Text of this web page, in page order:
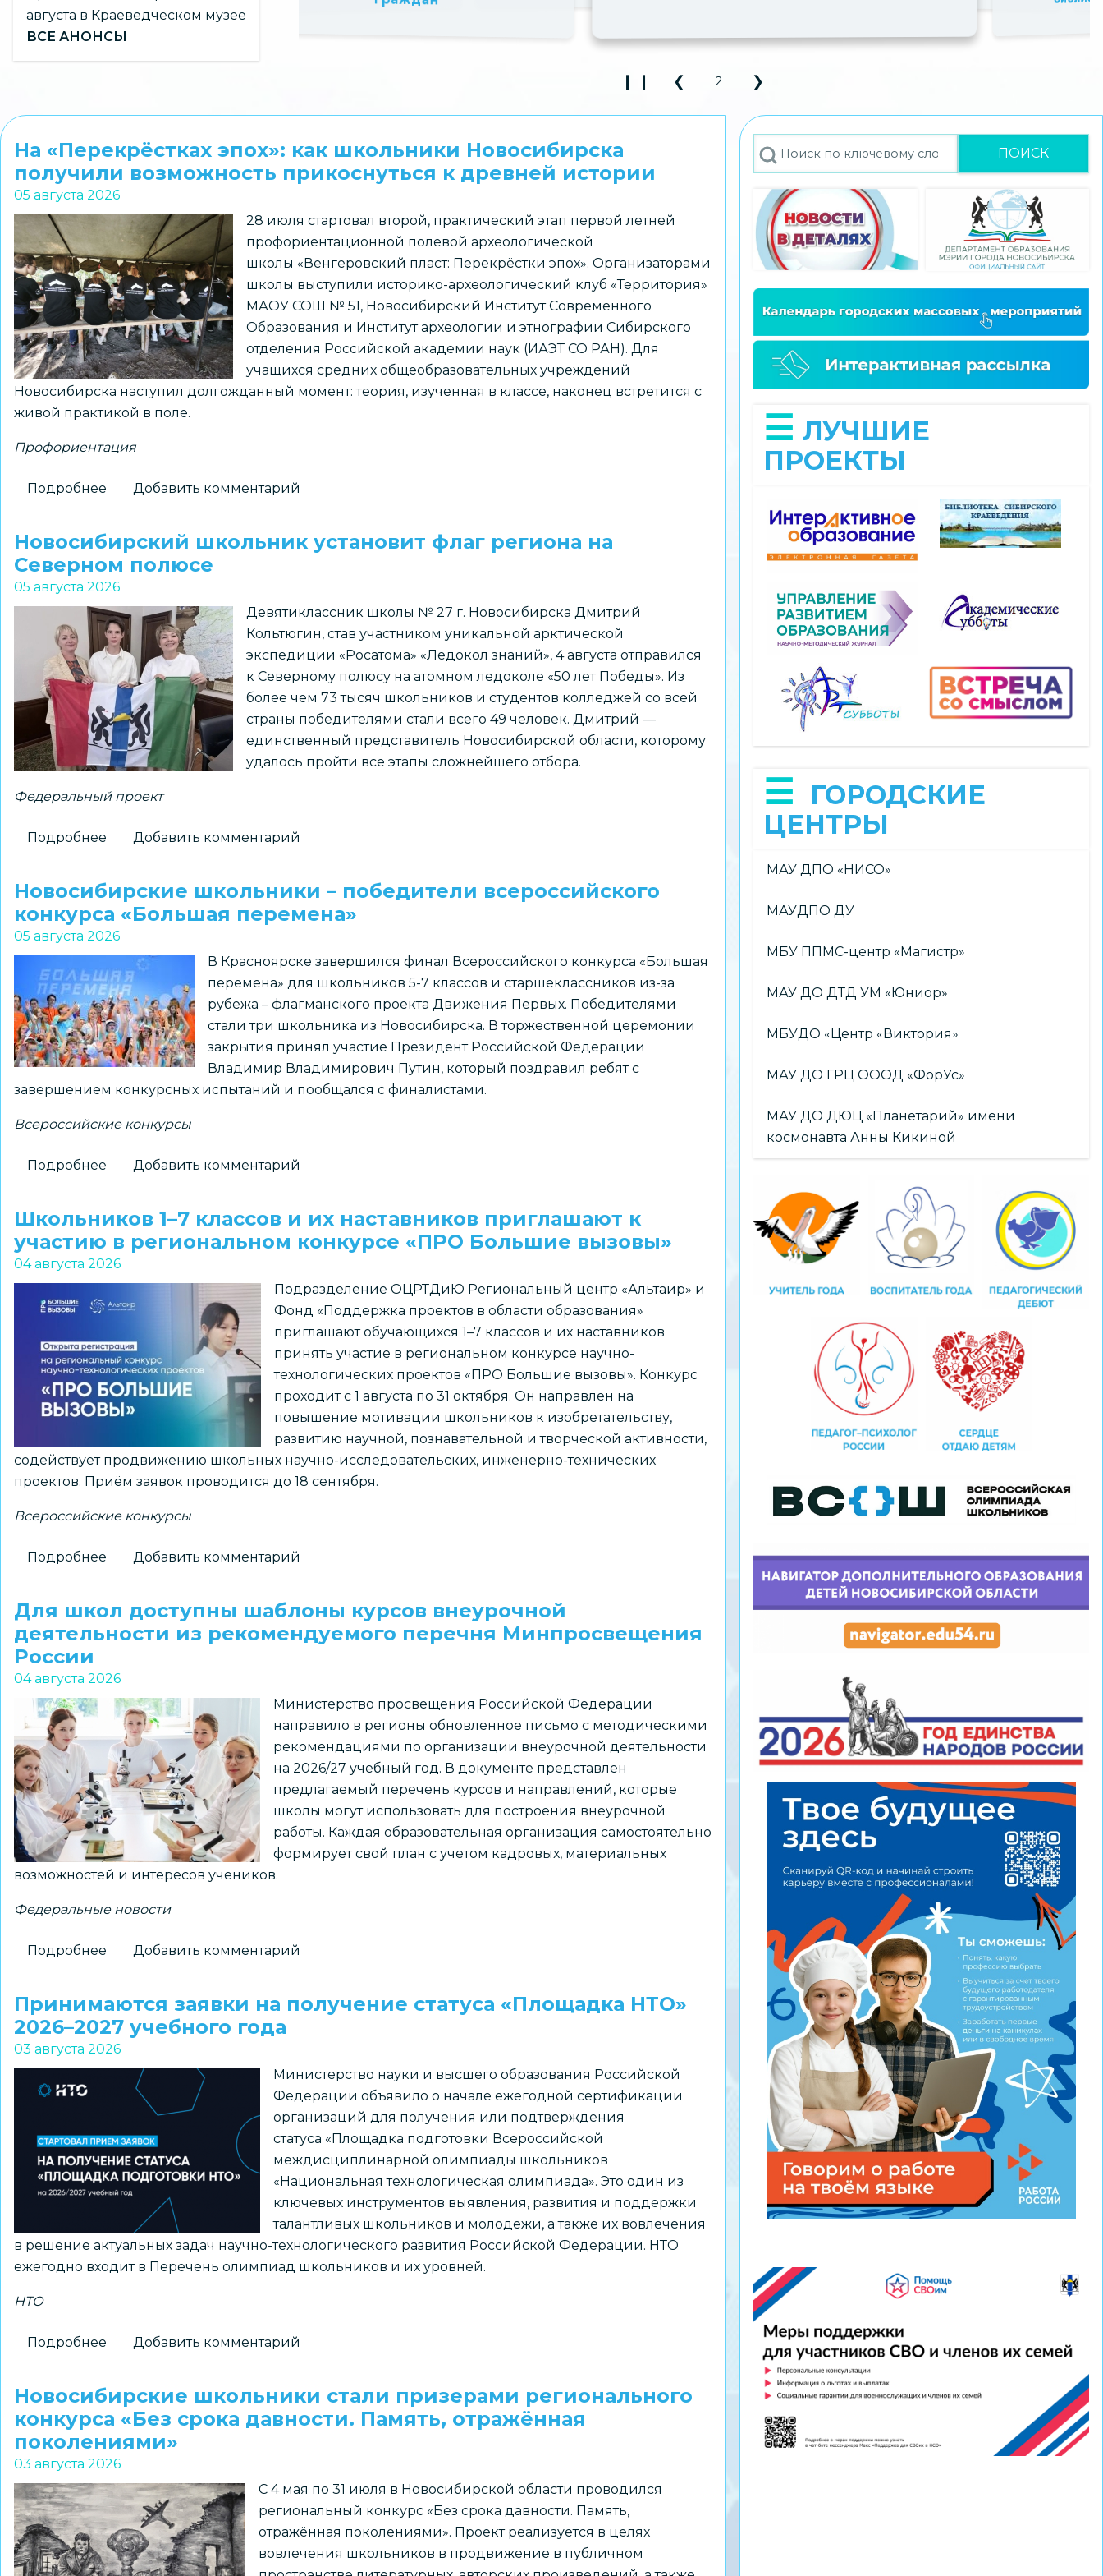
августа в Краеведческом музее
ВСЕ АНОНСЫ
Play Pause 3D Carousel
❙ ❙
Previous Slide
❮ 2
Next Slide
❯
На «Перекрёстках эпох»: как школьники Новосибирска
получили возможность прикоснуться к древней истории
05 августа 2026
28 июля стартовал второй, практический этап первой летней
профориентационной полевой археологической
школы «Венгеровский пласт: Перекрёстки эпох». Организаторами
школы выступили историко-археологический клуб «Территория»
МАОУ СОШ № 51, Новосибирский Институт Современного
Образования и Институт археологии и этнографии Сибирского
отделения Российской академии наук (ИАЭТ СО РАН). Для
учащихся средних общеобразовательных учреждений
Новосибирска наступил долгожданный момент: теория, изученная в классе, наконец встретится с
живой практикой в поле.
Профориентация
Подробнее
«Перекрёстках
эпох»:
как
школьники
Новосибирска
получили
возможность
прикоснуться
древней
истории
Добавить комментарий
Новосибирский школьник установит флаг региона на
Северном полюсе
05 августа 2026
Девятиклассник школы № 27 г. Новосибирска Дмитрий
Кольтюгин, став участником уникальной арктической
экспедиции «Росатома» «Ледокол знаний», 4 августа отправился
к Северному полюсу на атомном ледоколе «50 лет Победы». Из
более чем 73 тысяч школьников и студентов колледжей со всей
страны победителями стали всего 49 человек. Дмитрий —
единственный представитель Новосибирской области, которому
удалось пройти все этапы сложнейшего отбора.
Федеральный проект
Подробнее
установит
флаг
региона
Северном
полюсе
Добавить комментарий
Новосибирские школьники – победители всероссийского
конкурса «Большая перемена»
05 августа 2026
В Красноярске завершился финал Всероссийского конкурса «Большая
перемена» для школьников 5-7 классов и старшеклассников из-за
рубежа – флагманского проекта Движения Первых. Победителями
стали три школьника из Новосибирска. В торжественной церемонии
закрытия принял участие Президент Российской Федерации
Владимир Владимирович Путин, который поздравил ребят с
завершением конкурсных испытаний и пообщался с финалистами.
Всероссийские конкурсы
Подробнее
школьники
–
победители
всероссийского
«Большая
Добавить комментарий
Школьников 1–7 классов и их наставников приглашают к
участию в региональном конкурсе «ПРО Большие вызовы»
04 августа 2026
Подразделение ОЦРТДиЮ Региональный центр «Альтаир» и
Фонд «Поддержка проектов в области образования»
приглашают обучающихся 1–7 классов и их наставников
принять участие в региональном конкурсе научно-
технологических проектов «ПРО Большие вызовы». Конкурс
проходит с 1 августа по 31 октября. Он направлен на
повышение мотивации школьников к изобретательству,
развитию научной, познавательной и творческой активности,
содействует продвижению школьных научно-исследовательских, инженерно-технических
проектов. Приём заявок проводится до 18 сентября.
Всероссийские конкурсы
Подробнее
7
классов
их
наставников
приглашают
к
участию
в
региональном
конкурсе
«ПРО
Большие
Добавить комментарий
Для школ доступны шаблоны курсов внеурочной
деятельности из рекомендуемого перечня Минпросвещения
России
04 августа 2026
Министерство просвещения Российской Федерации
направило в регионы обновленное письмо с методическими
рекомендациями по организации внеурочной деятельности
на 2026/27 учебный год. В документе представлен
предлагаемый перечень курсов и направлений, которые
школы могут использовать для построения внеурочной
работы. Каждая образовательная организация самостоятельно
формирует свой план с учетом кадровых, материальных
возможностей и интересов учеников.
Федеральные новости
Подробнее
доступны
шаблоны
курсов
внеурочной
деятельности
рекомендуемого
перечня
Минпросвещения
России
Добавить комментарий
Принимаются заявки на получение статуса «Площадка НТО»
2026–2027 учебного года
03 августа 2026
Министерство науки и высшего образования Российской
Федерации объявило о начале ежегодной сертификации
организаций для получения или подтверждения
статуса «Площадка подготовки Всероссийской
междисциплинарной олимпиады школьников
«Национальная технологическая олимпиада». Это один из
ключевых инструментов выявления, развития и поддержки
талантливых школьников и молодежи, а также их вовлечения
в решение актуальных задач научно-технологического развития Российской Федерации. НТО
ежегодно входит в Перечень олимпиад школьников и их уровней.
НТО
Подробнее
на
получение
статуса
«Площадка
НТО»
2026–
2027
учебного
Добавить комментарий
Новосибирские школьники стали призерами регионального
конкурса «Без срока давности. Память, отражённая
поколениями»
03 августа 2026
С 4 мая по 31 июля в Новосибирской области проводился
региональный конкурс «Без срока давности. Память,
отражённая поколениями». Проект реализуется в целях
вовлечения школьников в продвижение в публичном
Поиск
ЛУЧШИЕ
ПРОЕКТЫ
ГОРОДСКИЕ
ЦЕНТРЫ
МАУ ДПО «НИСО»
МАУДПО ДУ
МБУ ППМС-центр «Магистр»
МАУ ДО ДТД УМ «Юниор»
МБУДО «Центр «Виктория»
МАУ ДО ГРЦ ОООД «ФорУс»
МАУ ДО ДЮЦ «Планетарий» имени
космонавта Анны Кикиной